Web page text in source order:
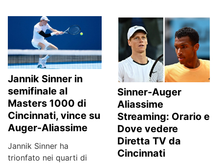
Jannik Sinner in
semifinale al
Masters 1000 di
Cincinnati, vince su
Auger-Aliassime
Jannik Sinner ha
trionfato nei quarti di
Sinner-Auger
Aliassime
Streaming: Orario e
Dove vedere
Diretta TV da
Cincinnati